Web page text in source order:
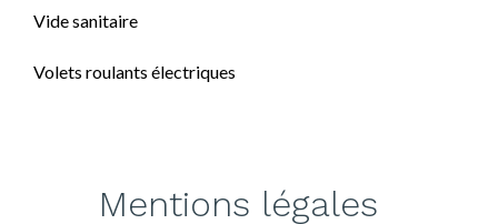
Vide sanitaire
Volets roulants électriques
Mentions légales